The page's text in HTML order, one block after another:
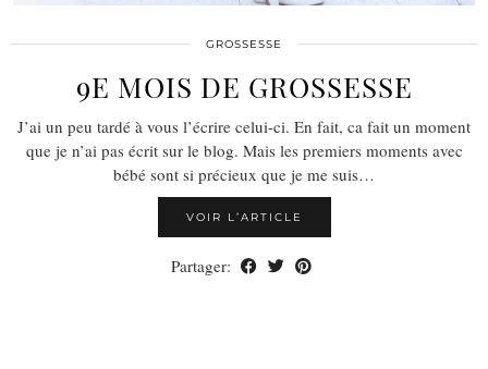
GROSSESSE
9E MOIS DE GROSSESSE
J’ai un peu tardé à vous l’écrire celui-ci. En fait, ca fait un moment
que je n’ai pas écrit sur le blog. Mais les premiers moments avec
bébé sont si précieux que je me suis…
VOIR L’ARTICLE
Partager: